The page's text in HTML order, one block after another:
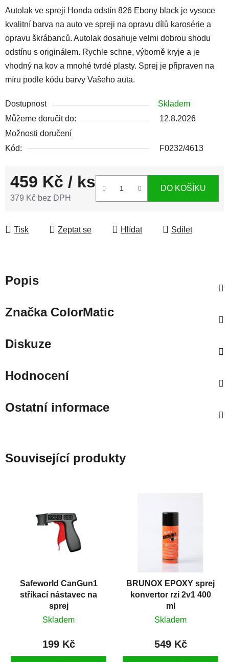
Autolak ve spreji Honda odstín 826 Ebony black je vysoce
kvalitní barva na auto ve spreji na opravu dílů karosérie a
opravu škrábanců. Autolak dosahuje velmi dobrou shodu
odstínu s originálem. Rychle schne, výborně kryje a je
vhodný na kov a mnohé tvrdé plasty. Sprej je připraven na
míru podle kódu barvy Vašeho auta.
Dostupnost
Skladem
Můžeme doručit do:
12.8.2026
Možnosti doručení
Kód:
F0232/4613
459 Kč / ks
379 Kč bez DPH
DO KOŠÍKU
Tisk Zeptat se Hlídat Sdílet
Popis
ZnačkaColorMatic
Diskuze
Hodnocení
Ostatní informace
Související produkty
Safeworld CanGun1
stříkací nástavec na
sprej
Skladem
199 Kč
BRUNOX EPOXY sprej
konvertor rzi 2v1 400
ml
Skladem
549 Kč